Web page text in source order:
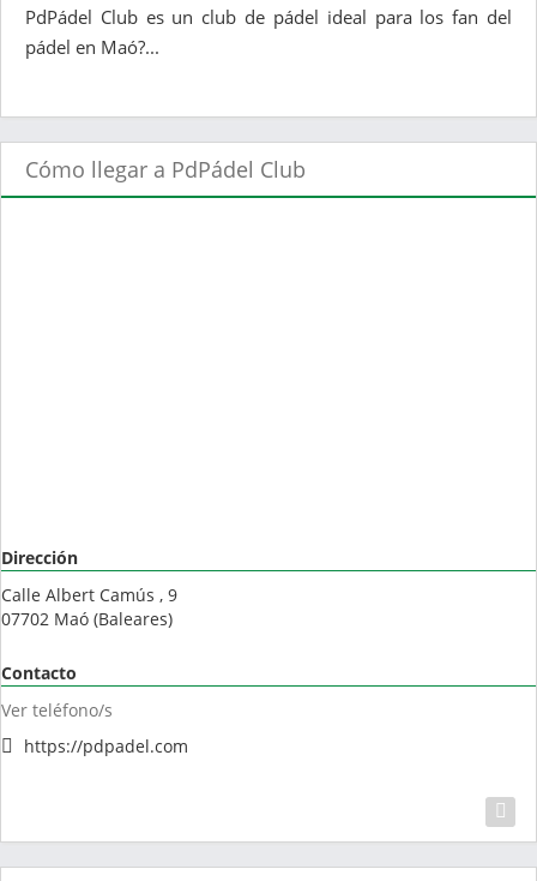
PdPádel Club es un club de pádel ideal para los fan del
pádel en Maó?...
Cómo llegar a PdPádel Club
Dirección
Calle Albert Camús , 9
07702 Maó (Baleares)
Contacto
Ver teléfono/s
https://pdpadel.com